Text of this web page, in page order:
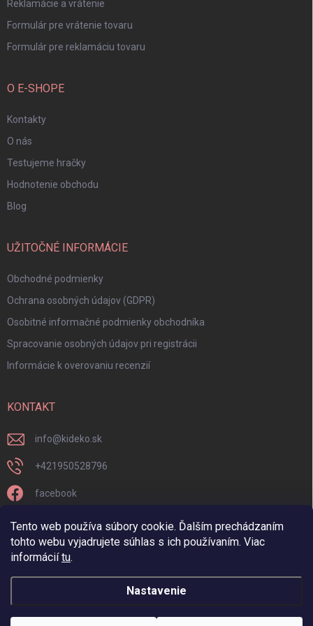
Tento web používa súbory cookie. Ďalším prechádzaním
tohto webu vyjadrujete súhlas s ich používaním. Viac
informáciítu.
Nastavenie
Reklamácie a vrátenie
Formulár pre vrátenie tovaru
Formulár pre reklamáciu tovaru
O E-SHOPE
Kontakty
O nás
Testujeme hračky
Hodnotenie obchodu
Blog
UŽITOČNÉ INFORMÁCIE
Obchodné podmienky
Ochrana osobných údajov (GDPR)
Osobitné informačné podmienky obchodníka
Spracovanie osobných údajov pri registrácii
Informácie k overovaniu recenzií
KONTAKT
info@kideko.sk
+421950528796
facebook
kideko.sk/